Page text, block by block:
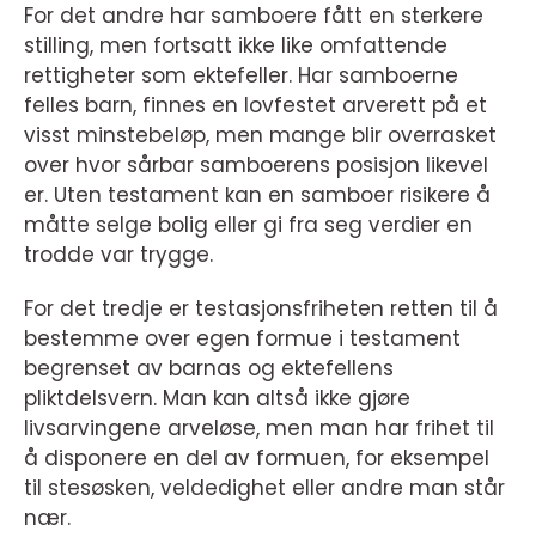
For det andre har samboere fått en sterkere
stilling, men fortsatt ikke like omfattende
rettigheter som ektefeller. Har samboerne
felles barn, finnes en lovfestet arverett på et
visst minstebeløp, men mange blir overrasket
over hvor sårbar samboerens posisjon likevel
er. Uten testament kan en samboer risikere å
måtte selge bolig eller gi fra seg verdier en
trodde var trygge.
For det tredje er testasjonsfriheten retten til å
bestemme over egen formue i testament
begrenset av barnas og ektefellens
pliktdelsvern. Man kan altså ikke gjøre
livsarvingene arveløse, men man har frihet til
å disponere en del av formuen, for eksempel
til stesøsken, veldedighet eller andre man står
nær.